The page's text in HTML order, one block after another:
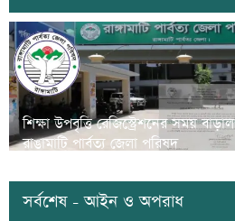
শিক্ষা উপবৃত্তি রেজিস্ট্রেশনের সময় বাড়াল
রাঙামাটি পার্বত্য জেলা পরিষদ
সর্বশেষ - আইন ও অপরাধ